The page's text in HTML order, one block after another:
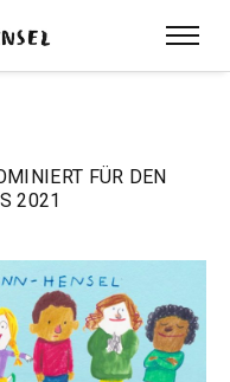
FÜR DEN
2021